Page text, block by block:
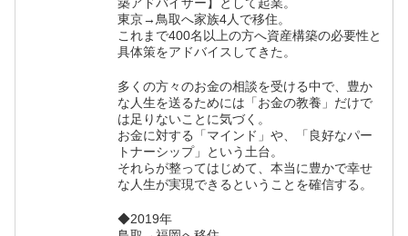
東京→鳥取へ家族4人で移住。
これまで400名以上の方へ資産構築の必要性と
具体策をアドバイスしてきた。
多くの方々のお金の相談を受ける中で、豊か
な人生を送るためには「お金の教養」だけで
は足りないことに気づく。
お金に対する「マインド」や、「良好なパー
トナーシップ」という土台。
それらが整ってはじめて、本当に豊かで幸せ
な人生が実現できるということを確信する。
◆2019年